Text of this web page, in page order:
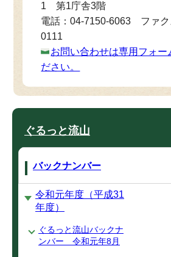
1 第1庁舎3階
電話：04-7150-6063 ファク
0111
お問い合わせは専用フォー
ださい。
ぐるっと流山
バックナンバー
令和元年度（平成31
年度）
ぐるっと流山バックナ
ンバー 令和元年8月